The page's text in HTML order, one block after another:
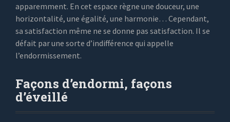
apparemment. En cet espace règne une douceur, une
horizontalité, une égalité, une harmonie… Cependant,
sa satisfaction même ne se donne pas satisfaction. Il se
défait par une sorte d’indifférence qui appelle
l’endormissement.
Façons d’endormi, façons
d’éveillé